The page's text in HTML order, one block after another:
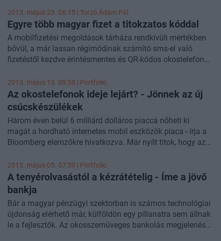
készülékkel készül a piacra, ami megváltoztathatja az
iparágat, köztük hordható eszközökkel, ami a trend új
irányát jelenti az elektronikai cikkek terén.
2013. május 23. 06:15 | Turzó Ádám Pál
Egyre több magyar fizet a titokzatos kóddal
A mobilfizetési megoldások tárháza rendkívüli mértékben
bővül, a már lassan régimódinak számító sms-el való
fizetéstől kezdve érintésmentes és QR-kódos okostelefonos
magyarNFC-s mobiltárcatesztelése csak idén nyáron
várható, a MasterCard Mobile (MCM) QR-kódos megoldása
már több mint másfél éve elérhető. A két alkalmazás
azonban sokkal kevésbé vetélytársa, mint inkább
kiegészítője egymásnak. Mire jó a QR-kód, és hogyan lehet
fizetni vele?
2013. május 13. 09:58 | Portfolio
Az okostelefonok ideje lejárt? - Jönnek az új
csúcskészülékek
Három éven belül 6 milliárd dolláros piaccá nőheti ki
magát a hordható internetes mobil eszközök piaca - írja a
Bloomberg elemzőkre hivatkozva. Már nyílt titok, hogy az
okosszemüveget dob piacra, de ezek az új készülékek az
alkalmazásfejlesztőknek is komoly piacot teremtenek.
2013. május 05. 07:30 | Portfolio
A tenyérolvasástól a kézrátételig - Íme a jövő
bankja
Bár a magyar pénzügyi szektorban is számos technológiai
újdonság elérhető már, külföldön egy pillanatra sem állnak
le a fejlesztők. Az okosszemüveges bankolás megjelenése